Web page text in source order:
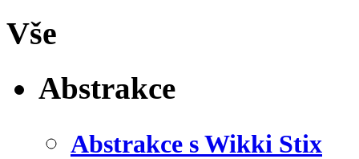
Vše
Abstrakce
Abstrakce s Wikki Stix